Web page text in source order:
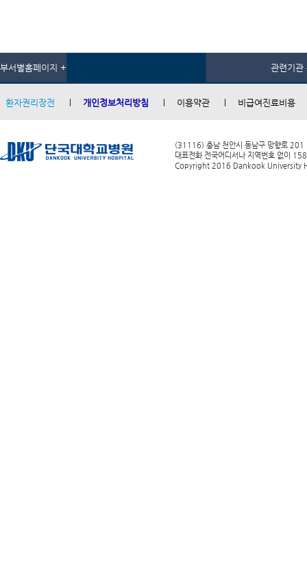
부서별홈페이지 + 관련기관
환자권리장전 개인정보처리방침 이용약관 비급여진료비용
(31116) 충남 천안시 동남구 망향로 201
대표전화 전국어디서나 지역번호 없이
Copyright 2016 Dankook University